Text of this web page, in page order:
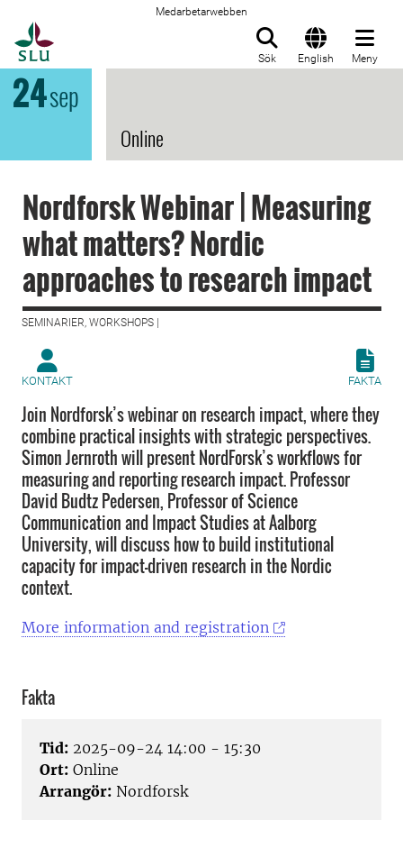
Medarbetarwebben
Sök English Meny
24sep
Online
Nordforsk Webinar | Measuring
what matters? Nordic
approaches to research impact
SEMINARIER, WORKSHOPS |
KONTAKT FAKTA
Join Nordforsk’s webinar on research impact, where they
combine practical insights with strategic perspectives.
Simon Jernroth will present NordForsk’s workflows for
measuring and reporting research impact. Professor
David Budtz Pedersen, Professor of Science
Communication and Impact Studies at Aalborg
University, will discuss how to build institutional
capacity for impact-driven research in the Nordic
context.
More information and registration
Fakta
Tid: 2025-09-24 14:00 - 15:30
Ort: Online
Arrangör: Nordforsk